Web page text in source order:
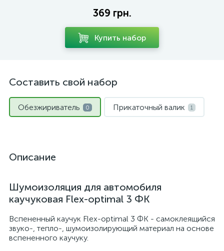
369 грн.
Купить набор
Составить свой набор
Обезжириватель 0 Прикаточный валик 1
Описание
Шумоизоляция для автомобиля
каучуковая Flex-optimal 3 ФК
Вспененный каучук Flex-optimal 3 ФК - самоклеящийся
звуко-, тепло-, шумоизолирующий материал на основе
вспененного каучуку.